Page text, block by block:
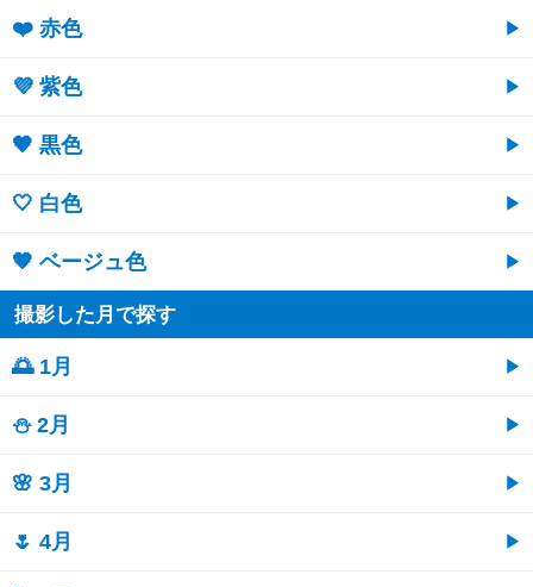
❤️ 赤色
💜 紫色
🖤 黒色
🤍 白色
🤎 ベージュ色
撮影した月で探す
🌅 1月
⛄ 2月
🌸 3月
🌷 4月